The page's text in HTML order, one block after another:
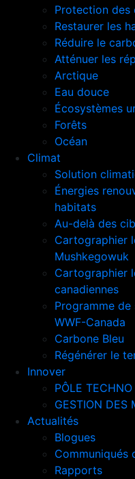
Protection des
Restaurer les
Réduire le
Atténuer les
Arctique
Eau douce
Écosystèmes
Forêts
Océan
Climat
Solution
Énergies
habitats
Au-delà des
Cartographier
Mushkegowuk
Cartographier
canadiennes
Programme
WWF-Canada
Carbone Bleu
Régénérer le
Innover
PÔLE TECHNO
GESTION DES
Actualités
Blogues
Communiqués
Rapports